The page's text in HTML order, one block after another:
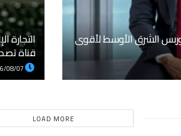
الشرق الأوسط لأقوى
قناة
LOAD MORE